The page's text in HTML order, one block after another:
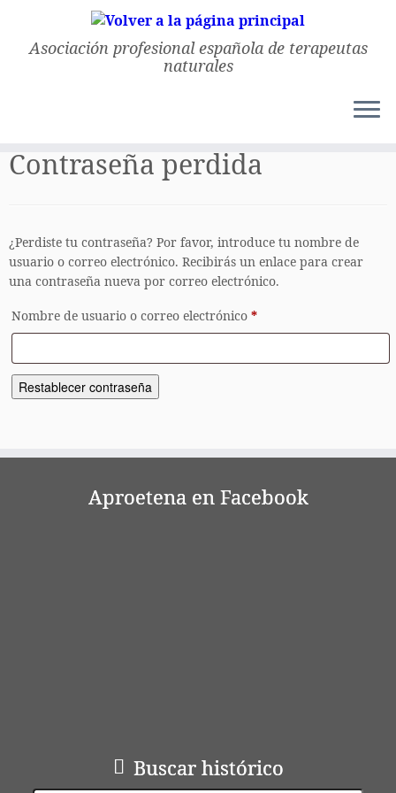
Asociación profesional española de terapeutas
naturales
Contraseña perdida
¿Perdiste tu contraseña? Por favor, introduce tu nombre de
usuario o correo electrónico. Recibirás un enlace para crear
una contraseña nueva por correo electrónico.
Nombre de usuario o correo electrónico *Obligatorio
Restablecer contraseña
Aproetena en Facebook
Buscar histórico